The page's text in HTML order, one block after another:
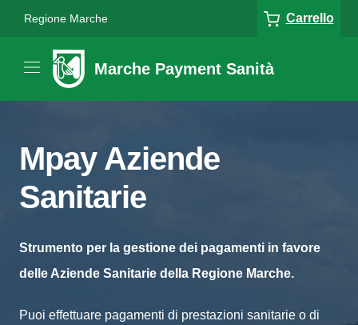
Regione Marche Carrello
Marche Payment Sanità
Mpay Aziende
Sanitarie
Strumento per la gestione dei pagamenti in favore
delle Aziende Sanitarie della Regione Marche.
Puoi effettuare pagamenti di prestazioni sanitarie o di